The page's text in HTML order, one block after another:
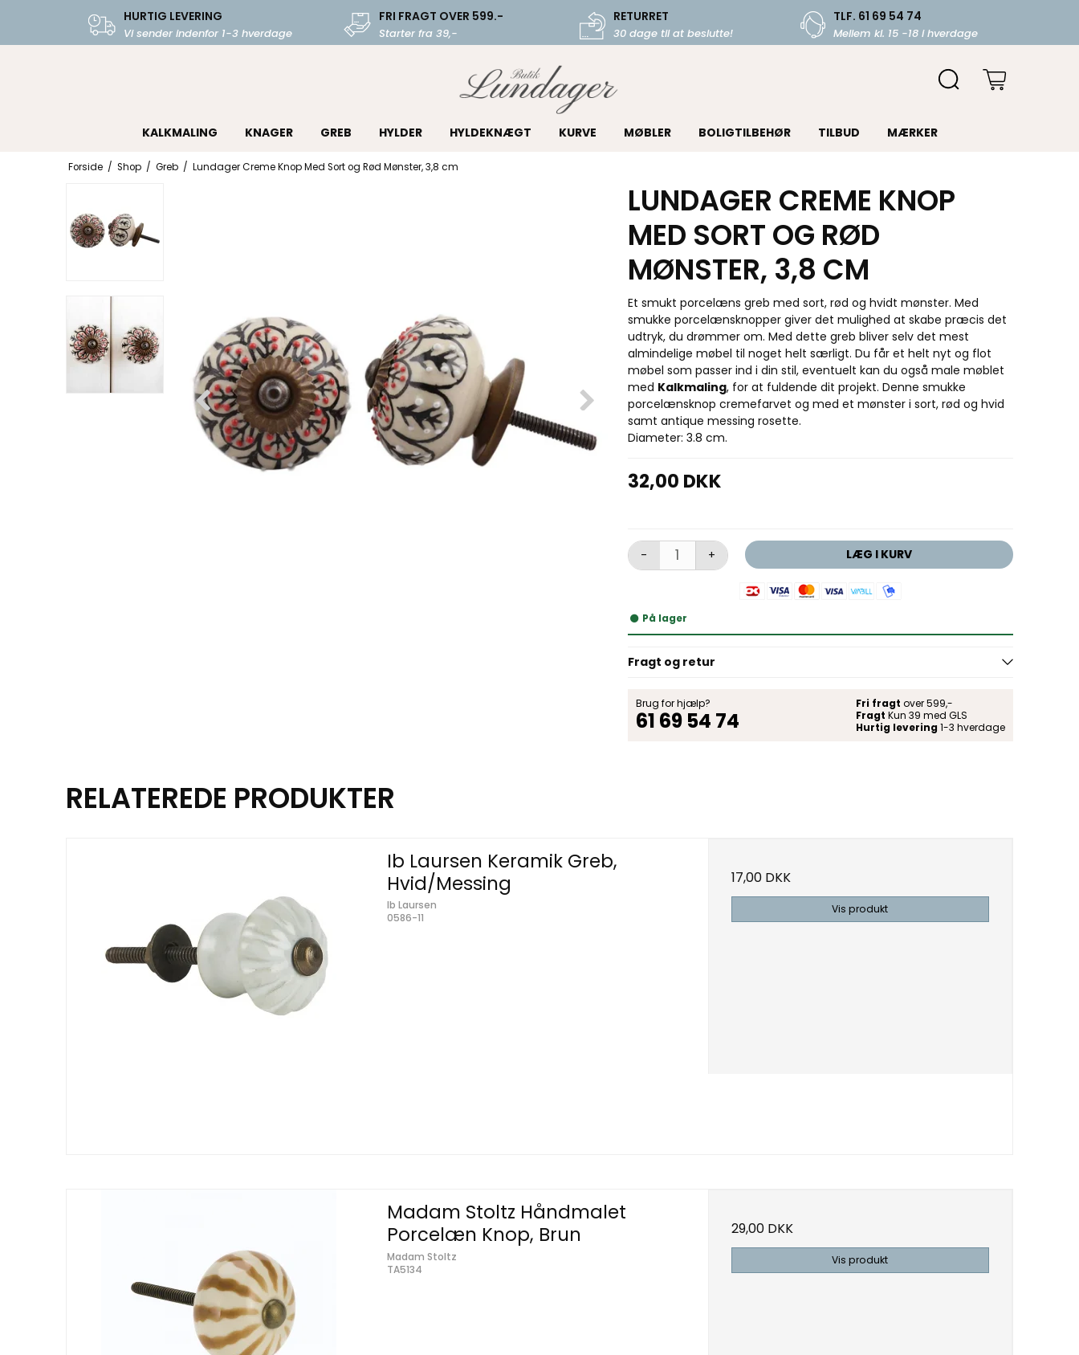
HURTIG LEVERING
Vi sender indenfor 1-3 hverdage
FRI FRAGT OVER 599.-
Starter fra 39,-
RETURRET
30 dage til at beslutte!
TLF. 61 69 54 74
Mellem kl. 15 -18 i hverdage
KALKMALING KNAGER GREB HYLDER HYLDEKNÆGT KURVE MØBLER BOLIGTILBEHØR TILBUD MÆRKER
Forside / Shop / Greb / Lundager Creme Knop Med Sort og Rød Mønster, 3,8 cm
LUNDAGER CREME KNOP
MED SORT OG RØD
MØNSTER, 3,8 CM
Et smukt porcelæns greb med sort, rød og hvidt mønster. Med
smukke porcelænsknopper giver det mulighed at skabe præcis det
udtryk, du drømmer om. Med dette greb bliver selv det mest
almindelige møbel til noget helt særligt. Du får et helt nyt og flot
møbel som passer ind i din stil, eventuelt kan du også male møblet
med Kalkmaling, for at fuldende dit projekt. Denne smukke
porcelænsknop cremefarvet og med et mønster i sort, rød og hvid
samt antique messing rosette.
Diameter: 3.8 cm.
32,00 DKK
- + LÆG I KURV
På lager
Fragt og retur
Brug for hjælp?
61 69 54 74
Fri fragt over 599,-
Fragt Kun 39 med GLS
Hurtig levering 1-3 hverdage
RELATEREDE PRODUKTER
Ib Laursen Keramik Greb,
Hvid/Messing
Ib Laursen
0586-11
17,00 DKK
Vis produkt
Madam Stoltz Håndmalet
Porcelæn Knop, Brun
Madam Stoltz
TA5134
29,00 DKK
Vis produkt